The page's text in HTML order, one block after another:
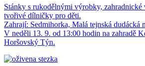
Stánky s rukodělnými výrobky, zahradnické
tvořivé dílničky pro děti.
Zahrají: Sedmihorka, Malá tejnská dudácká
V neděli 13. 9. od 13:00 hodin na zahradě
Horšovský Týn.